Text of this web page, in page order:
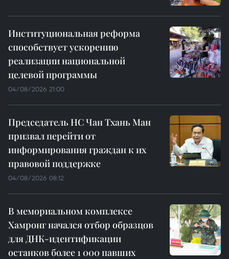
Институциональная реформа
способствует ускорению
реализации национальной
целевой программы
04/08/2026 21:00
Председатель НС Чан Тхань Ман
призвал перейти от
информирования граждан к их
правовой поддержке
04/08/2026 08:12
В мемориальном комплексе
Хамронг начался отбор образцов
для ДНК-идентификации
останков более 1 000 павших